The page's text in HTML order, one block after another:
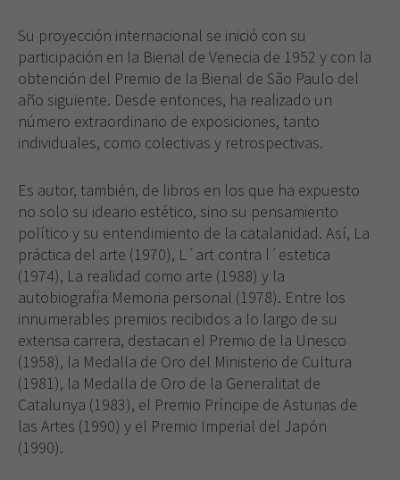
Su proyección internacional se inició con su
participación en la Bienal de Venecia de 1952 y con la
obtención del Premio de la Bienal de São Paulo del
año siguiente. Desde entonces, ha realizado un
número extraordinario de exposiciones, tanto
individuales, como colectivas y retrospectivas.
Es autor, también, de libros en los que ha expuesto
no solo su ideario estético, sino su pensamiento
político y su entendimiento de la catalanidad. Así, La
práctica del arte (1970), L´art contra l´estetica
(1974), La realidad como arte (1988) y la
autobiografía Memoria personal (1978). Entre los
innumerables premios recibidos a lo largo de su
extensa carrera, destacan el Premio de la Unesco
(1958), la Medalla de Oro del Ministerio de Cultura
(1981), la Medalla de Oro de la Generalitat de
Catalunya (1983), el Premio Príncipe de Asturias de
las Artes (1990) y el Premio Imperial del Japón
(1990).